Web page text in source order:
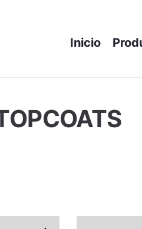
Inicio